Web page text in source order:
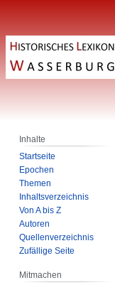
Inhalte
Startseite
Epochen
Themen
Inhaltsverzeichnis
Von A bis Z
Autoren
Quellenverzeichnis
Zufällige Seite
Mitmachen